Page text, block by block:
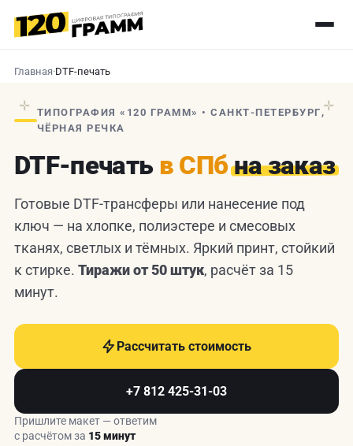
Главная·DTF-печать
✛ ✛
ТИПОГРАФИЯ «120 ГРАММ» • САНКТ-ПЕТЕРБУРГ,
ЧЁРНАЯ РЕЧКА
DTF-печать в СПбна заказ
Готовые DTF-трансферы или нанесение под
ключ — на хлопке, полиэстере и смесовых
тканях, светлых и тёмных. Яркий принт, стойкий
к стирке. Тиражи от 50 штук, расчёт за 15
минут.
Рассчитать стоимость
+7 812 425-31-03
Пришлите макет — ответим
с расчётом за 15 минут